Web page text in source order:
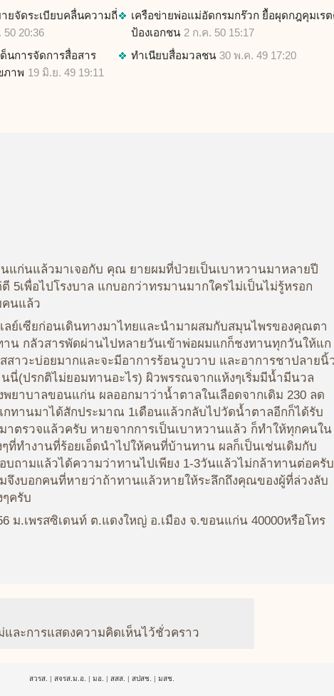
ยจัดระเบียบคลื่นความถี่
50 20:36
เครือข่ายพ่อแม่อัดกรมกร๊วก ยื้อผุดกฎคุมเรต
ป้องเอกชน 2 ก.ค. 50 15:17
นการจัดการสื่อสาร
ภาพ 19 มิ.ย. 49 19:11
ทำเนียบสื่อมวลชน 30 พ.ค. 49 17:20
ก่นแล้วมาเจอกับ คุณ ยายผมที่ป่วยเป็นเบาหวานมาหลายปี
เพื่อไปโรงบาล แกบอกว่าทรมานมากใครไม่เป็นไม่รู้หรอก
นแล้ว
เซียก่อนเดินทางมาไทยและนำมาผสมกับสมุนไพรของคุณตา
น กลัวสารพัดผ่านไปหลายวันเข้าพ่อผมแกก็ชงทานทุกวันให้แก
าวะบ่อยมากและจะมีอาการร้อนวูบวาบ และอาการชาปลายนิ้
(ปรกติไม่ยอมทานอะไร) ผิวพรรณจากแห้งๆเริ่มมีน้ำมีนวล
ยาบาลขอนแก่น ผลออกมาว่าน้ำตาลในเลือดจากเดิม 230 ลด
กทานมาได้สักประมาณ 1เดือนแล้วกลับไปวัดน้ำตาลอีกก็ได้รับ
ตรวจแล้วครับ หายจากการเป็นเบาหวานแล้ว ก็ทำให้ทุกคนใน
ที่ทำงานที่ร้อยเอ็ดนำไปให้คนที่บ้านทาน ผลก็เป็นเช่นเดิมกับ
ถามแล้วได้ความว่าทานไปเพียง 1-3วันแล้วไม่กล้าทานต่อครับ
งบอกคนที่หายว่าถ้าทานแล้วหายให้ระลึกถึงคุณของผู้ที่ล่วงลับ
ครับ
ม.เพรสซิเดนท์ ต.แดงใหญ่ อ.เมือง จ.ขอนแก่น 40000หรือโทร
ละการแสดงความคิดเห็นไว้ชั่วคราว
สวรส. | สจรส.ม.อ. | มอ. | สสส. | สปสช. | มสช.